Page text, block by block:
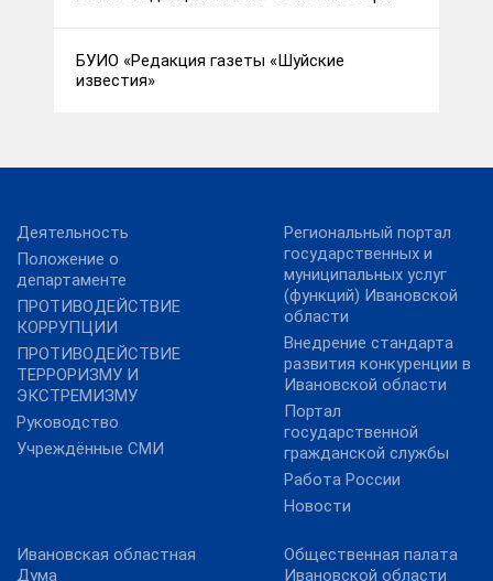
БУИО «Редакция газеты «Шуйские
известия»
Деятельность
Положение о
департаменте
ПРОТИВОДЕЙСТВИЕ
КОРРУПЦИИ
ПРОТИВОДЕЙСТВИЕ
ТЕРРОРИЗМУ И
ЭКСТРЕМИЗМУ
Руководство
Учреждённые СМИ
Региональный портал
государственных и
муниципальных услуг
(функций) Ивановской
области
Внедрение стандарта
развития конкуренции в
Ивановской области
Портал
государственной
гражданской службы
Работа России
Новости
Ивановская областная
Дума
Общественная палата
Ивановской области